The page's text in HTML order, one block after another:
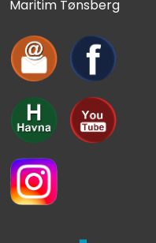
Maritim Tønsberg